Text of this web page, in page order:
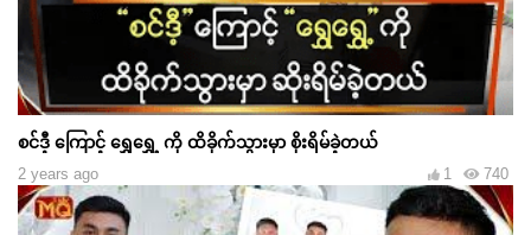
စင်ဒီ့ ကြောင့် ရွှေရွှေ့ ကို ထိခိုက်သွားမှာ စိုးရိမ်ခဲ့တယ်
2 years ago 740
1